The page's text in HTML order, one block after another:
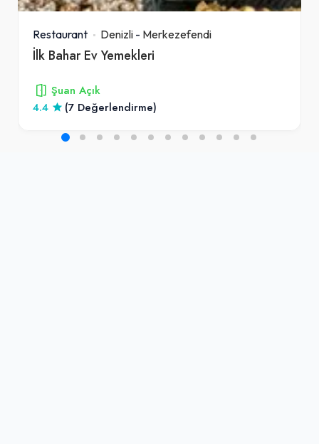
Restaurant Denizli - Merkezefendi
İlk Bahar Ev Yemekleri
Şuan Açık
4.4
(7 Değerlendirme)